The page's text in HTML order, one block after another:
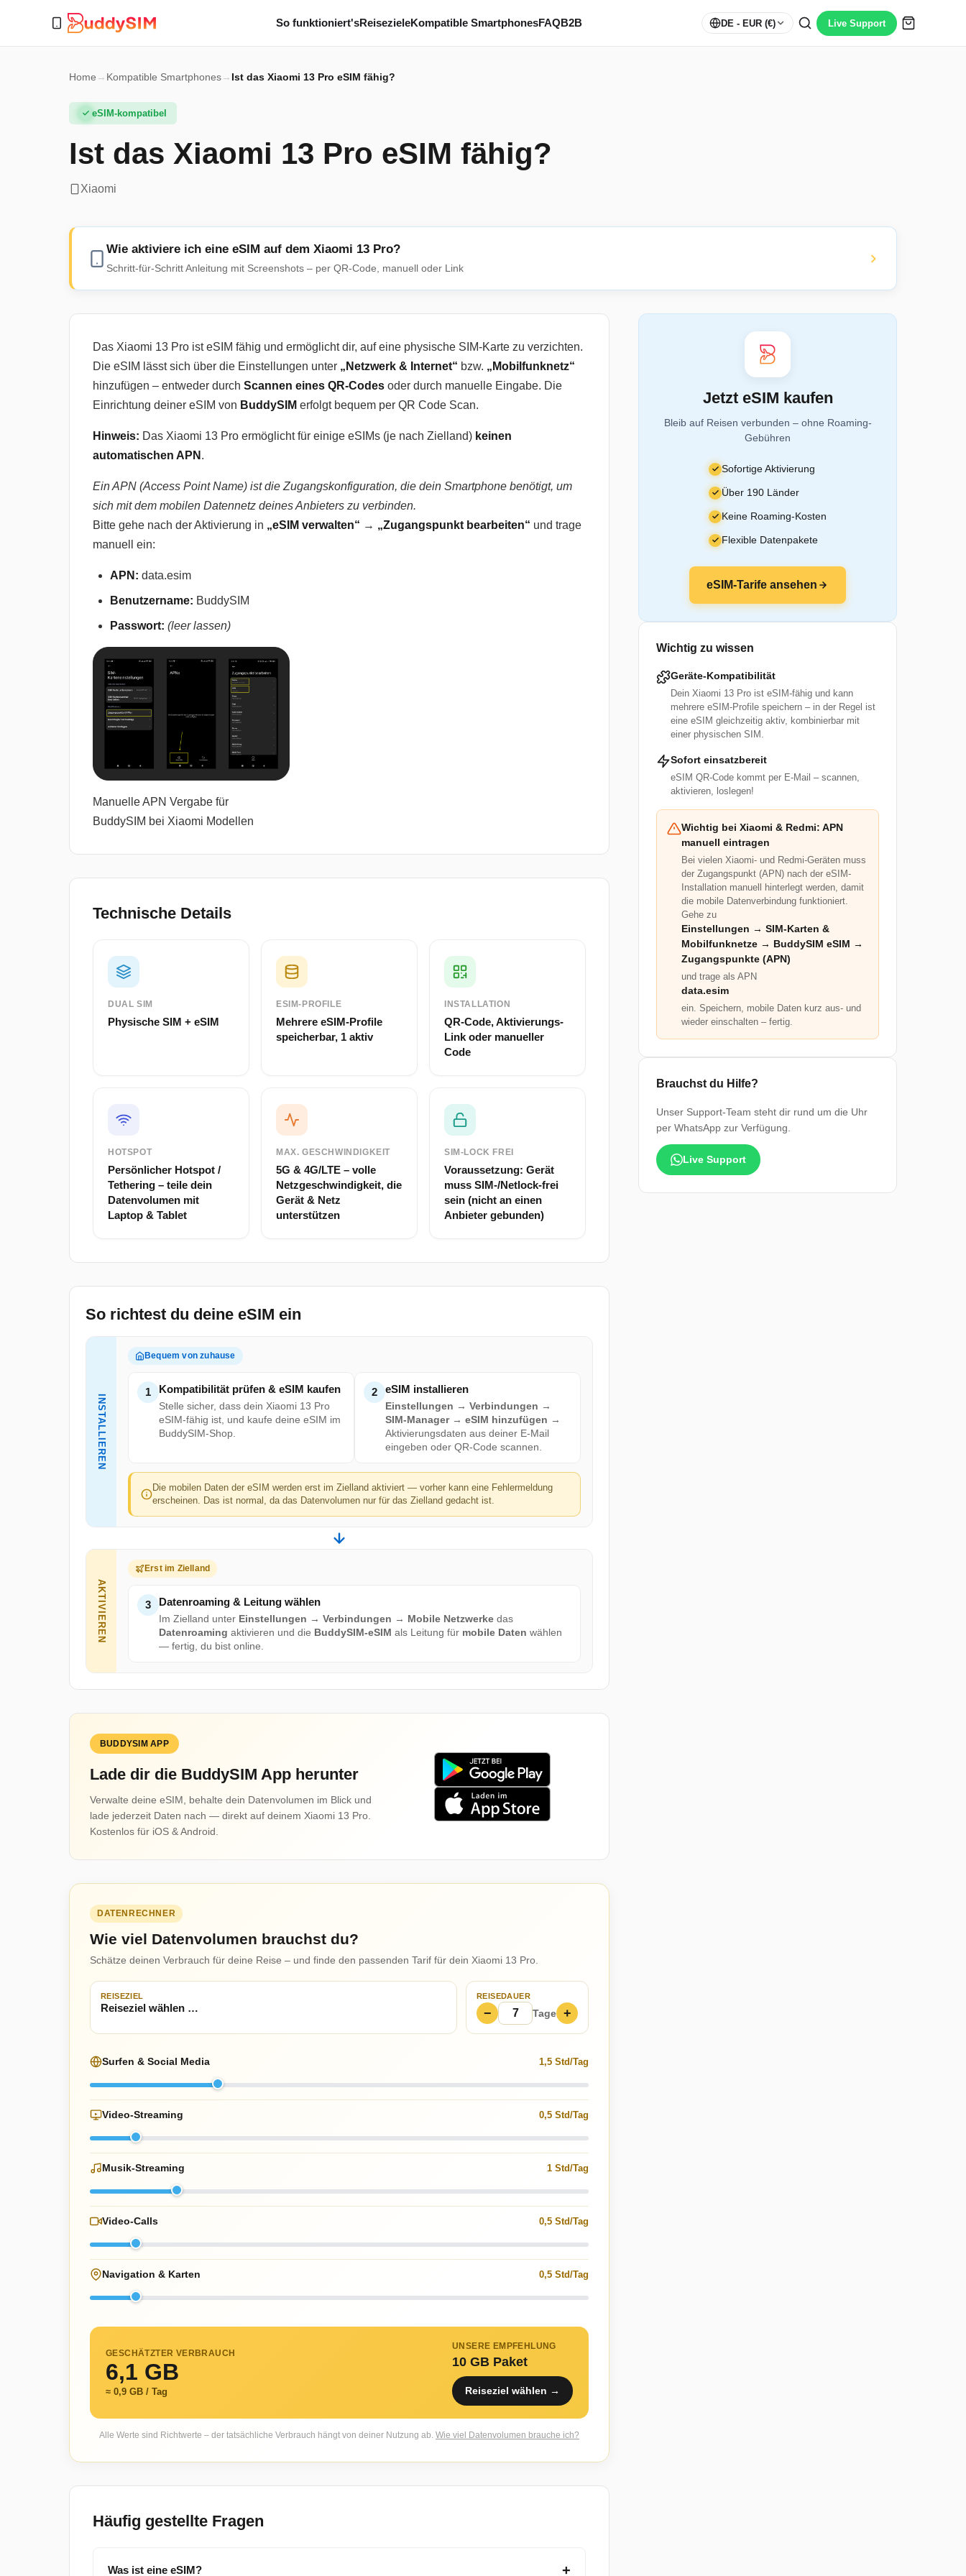
So funktioniert'sReisezieleKompatible SmartphonesFAQB2B DE - EUR (€) Live Support
Home → Kompatible Smartphones→ Ist das Xiaomi 13 Pro eSIM fähig?
eSIM-kompatibel
Ist das Xiaomi 13 Pro eSIM fähig?
Xiaomi
Wie aktiviere ich eine eSIM auf dem Xiaomi 13 Pro?
Schritt-für-Schritt Anleitung mit Screenshots – per QR-Code, manuell oder Link
Das Xiaomi 13 Pro ist eSIM fähig und ermöglicht dir, auf eine physische SIM-Karte zu verzichten.
Die eSIM lässt sich über die Einstellungen unter „Netzwerk & Internet“ bzw. „Mobilfunknetz“
hinzufügen – entweder durch Scannen eines QR-Codes oder durch manuelle Eingabe. Die
Einrichtung deiner eSIM von BuddySIM erfolgt bequem per QR Code Scan.
Hinweis: Das Xiaomi 13 Pro ermöglicht für einige eSIMs (je nach Zielland) keinen
automatischen APN .
Ein APN (Access Point Name) ist die Zugangskonfiguration, die dein Smartphone benötigt, um
sich mit dem mobilen Datennetz deines Anbieters zu verbinden.
Bitte gehe nach der Aktivierung in „eSIM verwalten“ → „Zugangspunkt bearbeiten“ und trage
manuell ein:
APN: data.esim
Benutzername: BuddySIM
Passwort: (leer lassen)
Manuelle APN Vergabe für
BuddySIM bei Xiaomi Modellen
Technische Details
DUAL SIM
Physische SIM + eSIM
ESIM-PROFILE
Mehrere eSIM-Profile
speicherbar, 1 aktiv
INSTALLATION
QR-Code, Aktivierungs-
Link oder manueller
Code
HOTSPOT
Persönlicher Hotspot /
Tethering – teile dein
Datenvolumen mit
Laptop & Tablet
MAX. GESCHWINDIGKEIT
5G & 4G/LTE – volle
Netzgeschwindigkeit, die
Gerät & Netz
unterstützen
SIM-LOCK FREI
Voraussetzung: Gerät
muss SIM-/Netlock-frei
sein (nicht an einen
Anbieter gebunden)
So richtest du deine eSIM ein
INSTALLIEREN
Bequem von zuhause
1 Kompatibilität prüfen & eSIM kaufen
Stelle sicher, dass dein Xiaomi 13 Pro
eSIM-fähig ist, und kaufe deine eSIM im
BuddySIM-Shop.
2 eSIM installieren
Einstellungen → Verbindungen →
SIM-Manager → eSIM hinzufügen →
Aktivierungsdaten aus deiner E-Mail
eingeben oder QR-Code scannen.
Die mobilen Daten der eSIM werden erst im Zielland aktiviert — vorher kann eine Fehlermeldung
erscheinen. Das ist normal, da das Datenvolumen nur für das Zielland gedacht ist.
AKTIVIEREN
Erst im Zielland
3 Datenroaming & Leitung wählen
Im Zielland unter Einstellungen → Verbindungen → Mobile Netzwerke das
Datenroaming aktivieren und die BuddySIM-eSIM als Leitung für mobile Daten wählen
— fertig, du bist online.
BUDDYSIM APP
Lade dir die BuddySIM App herunter
Verwalte deine eSIM, behalte dein Datenvolumen im Blick und
lade jederzeit Daten nach — direkt auf deinem Xiaomi 13 Pro.
Kostenlos für iOS & Android.
DATENRECHNER
Wie viel Datenvolumen brauchst du?
Schätze deinen Verbrauch für deine Reise – und finde den passenden Tarif für dein Xiaomi 13 Pro.
REISEZIEL REISEDAUER
− Tage +
Surfen & Social Media 1,5 Std/Tag
Video-Streaming 0,5 Std/Tag
Musik-Streaming 1 Std/Tag
Video-Calls 0,5 Std/Tag
Navigation & Karten 0,5 Std/Tag
GESCHÄTZTER VERBRAUCH
6,1 GB
≈ 0,9 GB / Tag
UNSERE EMPFEHLUNG
10 GB Paket
Reiseziel wählen →
Alle Werte sind Richtwerte – der tatsächliche Verbrauch hängt von deiner Nutzung ab. Wie viel Datenvolumen brauche ich?
Häufig gestellte Fragen
Was ist eine eSIM?
Jetzt eSIM kaufen
Bleib auf Reisen verbunden – ohne Roaming-
Gebühren
Sofortige Aktivierung
Über 190 Länder
Keine Roaming-Kosten
Flexible Datenpakete
eSIM-Tarife ansehen
Wichtig zu wissen
Geräte-Kompatibilität
Dein Xiaomi 13 Pro ist eSIM-fähig und kann
mehrere eSIM-Profile speichern – in der Regel ist
eine eSIM gleichzeitig aktiv, kombinierbar mit
einer physischen SIM.
Sofort einsatzbereit
eSIM QR-Code kommt per E-Mail – scannen,
aktivieren, loslegen!
Wichtig bei Xiaomi & Redmi: APN
manuell eintragen
Bei vielen Xiaomi- und Redmi-Geräten muss
der Zugangspunkt (APN) nach der eSIM-
Installation manuell hinterlegt werden, damit
die mobile Datenverbindung funktioniert.
Gehe zu
Einstellungen → SIM-Karten &
Mobilfunknetze → BuddySIM eSIM →
Zugangspunkte (APN)
und trage als APN
data.esim
ein. Speichern, mobile Daten kurz aus- und
wieder einschalten – fertig.
Brauchst du Hilfe?
Unser Support-Team steht dir rund um die Uhr
per WhatsApp zur Verfügung.
Live Support